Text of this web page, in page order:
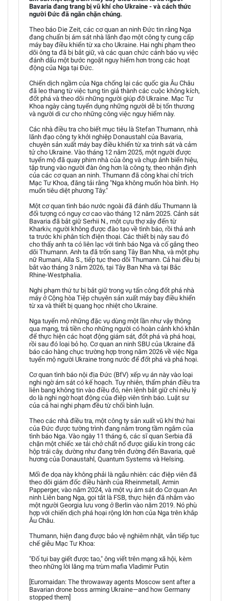
Bavaria đang trang bị vũ khí cho Ukraine - và cách thức
người Đức đã ngăn chặn chúng.
Theo báo Die Zeit, các cơ quan an ninh Đức tin rằng Nga
đang chuẩn bị ám sát nhà lãnh đạo một công ty cung cấp
máy bay điều khiển từ xa cho Ukraine. Hai nghi phạm theo
dõi ông ta đã bị bắt giữ, và các quan chức cảnh báo vụ việc
đánh dấu một bước ngoặt nguy hiểm hơn trong các hoạt
động của Nga tại Đức.
Chiến dịch ngầm của Nga chống lại các quốc gia Âu Châu
đã leo thang từ việc tung tin giả thành các cuộc không kích,
đốt phá và theo dõi những người giúp đỡ Ukraine. Mạc Tư
Khoa ngày càng tuyển dụng những người dễ bị tổn thương
và người di cư cho những công việc nguy hiểm này.
Các nhà điều tra cho biết mục tiêu là Stefan Thumann, nhà
lãnh đạo công ty khởi nghiệp Donaustahl của Bavaria,
chuyên sản xuất máy bay điều khiển từ xa trinh sát và cảm
tử cho Ukraine. Vào tháng 12 năm 2025, một người được
tuyển mộ đã quay phim nhà của ông và chụp ảnh biển hiệu,
tập trung vào người đàn ông hơn là công ty, theo nhận định
của các cơ quan an ninh. Thumann đã công khai chỉ trích
Mạc Tư Khoa, đăng tải rằng "Nga không muốn hòa bình. Họ
muốn tiêu diệt phương Tây."
Một cơ quan tình báo nước ngoài đã đánh dấu Thumann là
đối tượng có nguy cơ cao vào tháng 12 năm 2025. Cảnh sát
Bavaria đã bắt giữ Serhii N., một cựu thợ xây đến từ
Kharkiv, người không được đào tạo về tình báo, rồi thả anh
ta trước khi phân tích điện thoại. Các thiết bị này sau đó
cho thấy anh ta có liên lạc với tình báo Nga và cố gắng theo
dõi Thumann. Anh ta đã trốn sang Tây Ban Nha, và một phụ
nữ Rumani, Alla S., tiếp tục theo dõi Thumann. Cả hai đều bị
bắt vào tháng 3 năm 2026, tại Tây Ban Nha và tại Bắc
Rhine-Westphalia.
Nghi phạm thứ tư bị bắt giữ trong vụ tấn công đốt phá nhà
máy ở Cộng hòa Tiệp chuyên sản xuất máy bay điều khiển
từ xa và thiết bị quang học nhiệt cho Ukraine.
Nga tuyển mộ những đặc vụ dùng một lần như vậy thông
qua mạng, trả tiền cho những người có hoàn cảnh khó khăn
để thực hiện các hoạt động giám sát, đốt phá và phá hoại,
rồi sau đó loại bỏ họ. Cơ quan an ninh SBU của Ukraine đã
báo cáo hàng chục trường hợp trong năm 2026 về việc Nga
tuyển mộ người Ukraine trong nước để đốt phá và phá hoại.
Cơ quan tình báo nội địa Đức (BfV) xếp vụ án này vào loại
nghi ngờ ám sát có kế hoạch. Tuy nhiên, thẩm phán điều tra
liên bang không tin vào điều đó, nên lệnh bắt giữ chỉ nêu lý
do là nghi ngờ hoạt động của điệp viên tình báo. Luật sư
của cả hai nghi phạm đều từ chối bình luận.
Theo các nhà điều tra, một công ty sản xuất vũ khí thứ hai
của Đức được tường trình đang nằm trong tầm ngắm của
tình báo Nga. Vào ngày 11 tháng 6, các sĩ quan Serbia đã
chặn một chiếc xe tải chở chất nổ được giấu kín trong các
hộp trái cây, dường như đang trên đường đến Bavaria, quê
hương của Donaustahl, Quantum Systems và Helsing.
Mối đe dọa này không phải là ngẫu nhiên: các điệp viên đã
theo dõi giám đốc điều hành của Rheinmetall, Armin
Papperger, vào năm 2024, và một vụ ám sát do Cơ quan An
ninh Liên bang Nga, gọi tắt là FSB, thực hiện đã nhắm vào
một người Georgia lưu vong ở Berlin vào năm 2019. Nó phù
hợp với chiến dịch phá hoại rộng lớn hơn của Nga trên khắp
Âu Châu.
Thumann, hiện đang được bảo vệ nghiêm nhặt, vẫn tiếp tục
chế giễu Mạc Tư Khoa:
"Đố tụi bay giết được tao," ông viết trên mạng xã hội, kèm
theo những lời lăng mạ trùm mafia Vladimir Putin
[Euromaidan: The throwaway agents Moscow sent after a
Bavarian drone boss arming Ukraine—and how Germany
stopped them]